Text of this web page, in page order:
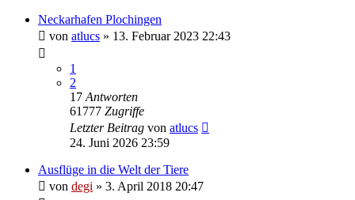
Neckarhafen Plochingen
von atlucs » 13. Februar 2023 22:43
1
2
17 Antworten
61777 Zugriffe
Letzter Beitrag von atlucs
24. Juni 2026 23:59
Ausflüge in die Welt der Tiere
von degi » 3. April 2018 20:47